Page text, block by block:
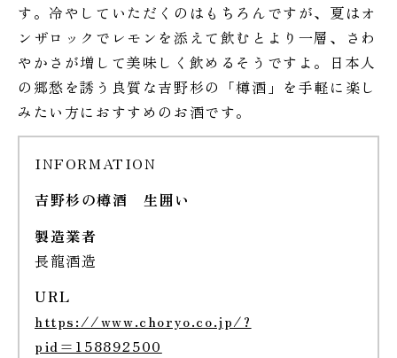
す。冷やしていただくのはもちろんですが、夏はオ
ンザロックでレモンを添えて飲むとより一層、さわ
やかさが増して美味しく飲めるそうですよ。日本人
の郷愁を誘う良質な吉野杉の「樽酒」を手軽に楽し
みたい方におすすめのお酒です。
INFORMATION
吉野杉の樽酒 生囲い
製造業者
長龍酒造
URL
https://www.choryo.co.jp/?
pid=158892500